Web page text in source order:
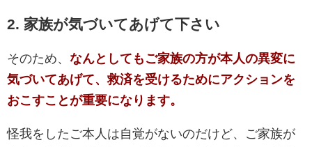
2. 家族が気づいてあげて下さい
そのため、 なんとしてもご家族の方が本人の異変に
気づいてあげて、救済を受けるためにアクションを
おこすことが重要になります。
怪我をしたご本人は自覚がないのだけど、ご家族が